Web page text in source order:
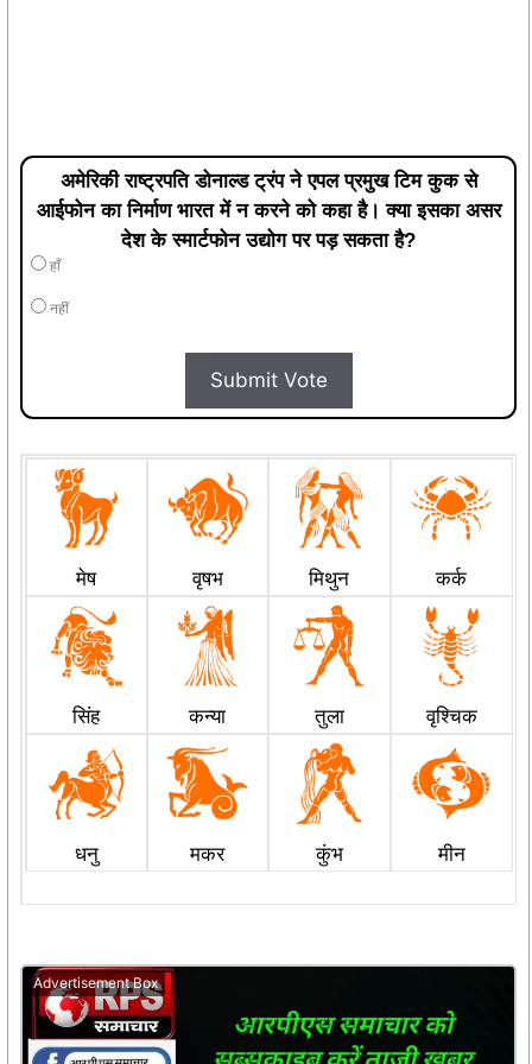
अमेरिकी राष्ट्रपति डोनाल्ड ट्रंप ने एपल प्रमुख टिम कुक से
आईफोन का निर्माण भारत में न करने को कहा है। क्या इसका असर
देश के स्मार्टफोन उद्योग पर पड़ सकता है?
हाँ
नहीं
Submit Vote
मेष वृषभ मिथुन कर्क
सिंह कन्या तुला वृश्चिक
धनु मकर कुंभ मीन
Advertisement Box